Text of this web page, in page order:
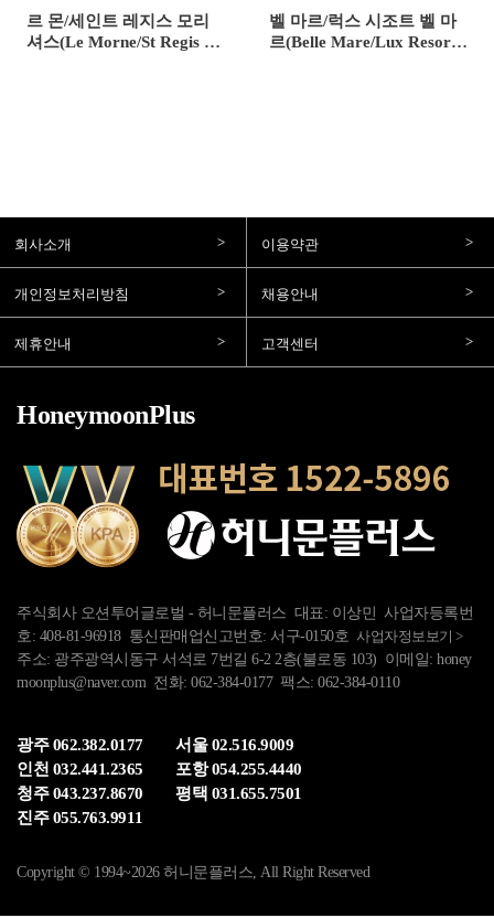
르 몬/세인트 레지스 모리
셔스(Le Morne/St Regis M
벨 마르/럭스 시조트 벨 마
르(Belle Mare/Lux Resort
회사소개 이용약관
개인정보처리방침 채용안내
제휴안내 고객센터
HoneymoonPlus
주식회사 오션투어글로벌 - 허니문플러스 대표: 이상민 사업자등록번
호: 408-81-96918 통신판매업신고번호: 서구-0150호 사업자정보보기 >
주소: 광주광역시동구 서석로 7번길 6-2 2층(불로동 103) 이메일: honey
moonplus@naver.com 전화: 062-384-0177 팩스: 062-384-0110
광주 062.382.0177
서울 02.516.9009
인천 032.441.2365
포항 054.255.4440
청주 043.237.8670
평택 031.655.7501
진주 055.763.9911
Copyright © 1994~2026 허니문플러스, All Right Reserved